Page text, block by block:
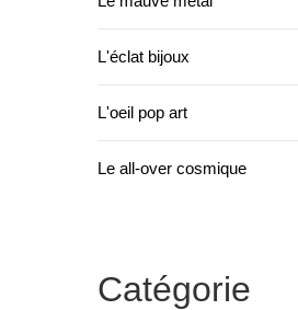
L'éclat bijoux
L'oeil pop art
Le all-over cosmique
Catégorie